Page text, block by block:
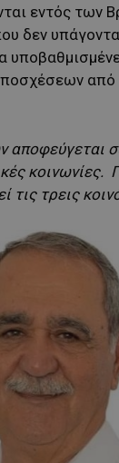
εντός των
δεν
από
αποφεύγεται
κοινωνίες.
τρεις